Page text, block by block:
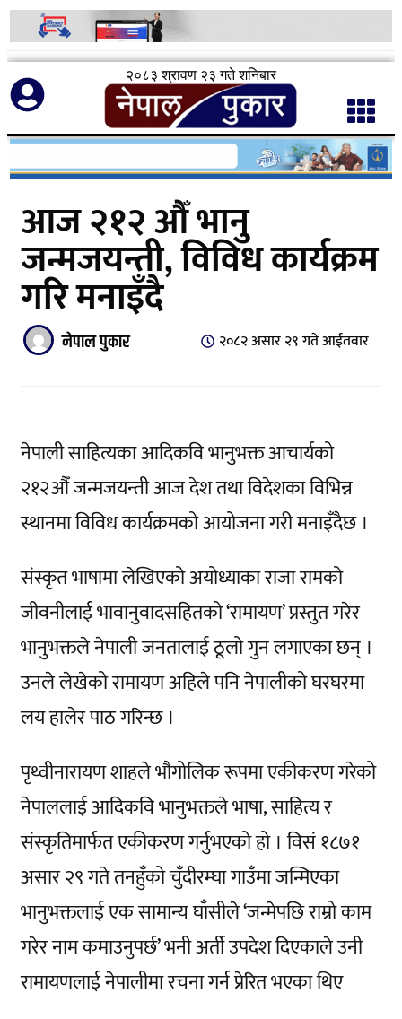
२०८३ श्रावण २३ गते शनिबार
आज २१२ औँ भानु
जन्मजयन्ती, विविध कार्यक्रम
गरि मनाइँदै
नेपाल पुकार २०८२ असार २९ गते आईतवार
नेपाली साहित्यका आदिकवि भानुभक्त आचार्यको
२१२औँ जन्मजयन्ती आज देश तथा विदेशका विभिन्न
स्थानमा विविध कार्यक्रमको आयोजना गरी मनाइँदैछ ।
संस्कृत भाषामा लेखिएको अयोध्याका राजा रामको
जीवनीलाई भावानुवादसहितको ‘रामायण’ प्रस्तुत गरेर
भानुभक्तले नेपाली जनतालाई ठूलो गुन लगाएका छन् ।
उनले लेखेको रामायण अहिले पनि नेपालीको घरघरमा
लय हालेर पाठ गरिन्छ ।
पृथ्वीनारायण शाहले भौगोलिक रूपमा एकीकरण गरेको
नेपाललाई आदिकवि भानुभक्तले भाषा, साहित्य र
संस्कृतिमार्फत एकीकरण गर्नुभएको हो । विसं १८७१
असार २९ गते तनहुँको चुँदीरम्घा गाउँमा जन्मिएका
भानुभक्तलाई एक सामान्य घाँसीले ‘जन्मेपछि राम्रो काम
गरेर नाम कमाउनुपर्छ’ भनी अर्ती उपदेश दिएकाले उनी
रामायणलाई नेपालीमा रचना गर्न प्रेरित भएका थिए